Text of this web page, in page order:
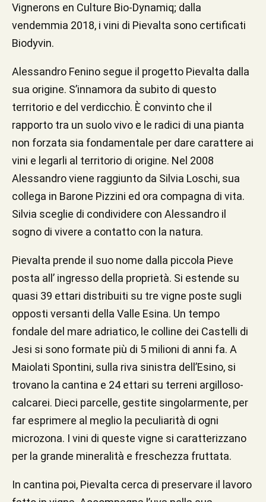
Vignerons en Culture Bio‐Dynamiq; dalla
vendemmia 2018, i vini di Pievalta sono certificati
Biodyvin.
Alessandro Fenino segue il progetto Pievalta dalla
sua origine. S’innamora da subito di questo
territorio e del verdicchio. È convinto che il
rapporto tra un suolo vivo e le radici di una pianta
non forzata sia fondamentale per dare carattere ai
vini e legarli al territorio di origine. Nel 2008
Alessandro viene raggiunto da Silvia Loschi, sua
collega in Barone Pizzini ed ora compagna di vita.
Silvia sceglie di condividere con Alessandro il
sogno di vivere a contatto con la natura.
Pievalta prende il suo nome dalla piccola Pieve
posta all’ ingresso della proprietà. Si estende su
quasi 39 ettari distribuiti su tre vigne poste sugli
opposti versanti della Valle Esina. Un tempo
fondale del mare adriatico, le colline dei Castelli di
Jesi si sono formate più di 5 milioni di anni fa. A
Maiolati Spontini, sulla riva sinistra dell’Esino, si
trovano la cantina e 24 ettari su terreni argilloso-
calcarei. Dieci parcelle, gestite singolarmente, per
far esprimere al meglio la peculiarità di ogni
microzona. I vini di queste vigne si caratterizzano
per la grande mineralità e freschezza fruttata.
In cantina poi, Pievalta cerca di preservare il lavoro